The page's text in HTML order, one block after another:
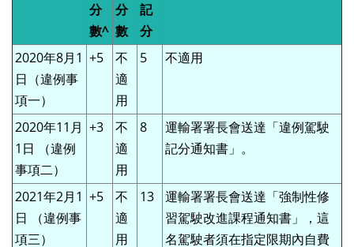
分
數^
分
數
記
分
2020年8月1
日（違例事
項一）
+5
不
適
用
5 不適用
2020年11月
1日 （違例
事項二）
+3
不
適
用
8
運輸署署長會送達「違例駕駛
記分通知書」。
2021年2月1
日 （違例事
項三）
+5
不
適
用
13
運輸署署長會送達「強制性修
習駕駛改進課程通知書」，這
名駕駛者須在指定限期內自費